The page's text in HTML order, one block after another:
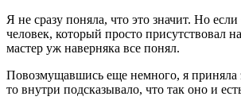
Я не сразу поняла, что это значит. Но
человек, который просто присутствовал
мастер уж наверняка все понял.
Повозмущавшись еще немного, я приняла
то внутри подсказывало, что так оно и